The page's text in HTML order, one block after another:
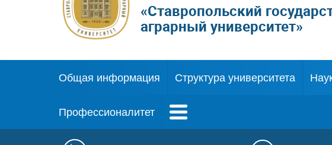
«Ставропольский
аграрный университет»
Общая информация Структура университета
Профессионалитет